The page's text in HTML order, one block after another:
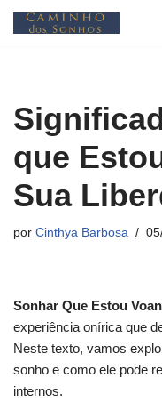
conteúdo
que
Sua
por Cinthya Barbosa
Sonhar Que Estou
experiência onírica que
Neste texto, vamos
sonho e como ele pode
internos.